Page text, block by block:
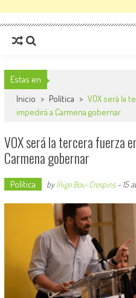
Estas en
Inicio > Política > VOX será la
impedirá a Carmena gobernar
VOX será la tercera fuerza
Carmena gobernar
Política byÍñigo Bou-Crespins- 15